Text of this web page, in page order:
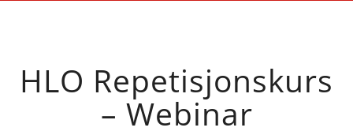
HLO Repetisjonskurs
– Webinar